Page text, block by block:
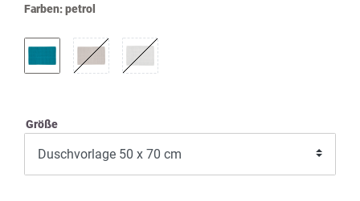
Farben:petrol
Größe